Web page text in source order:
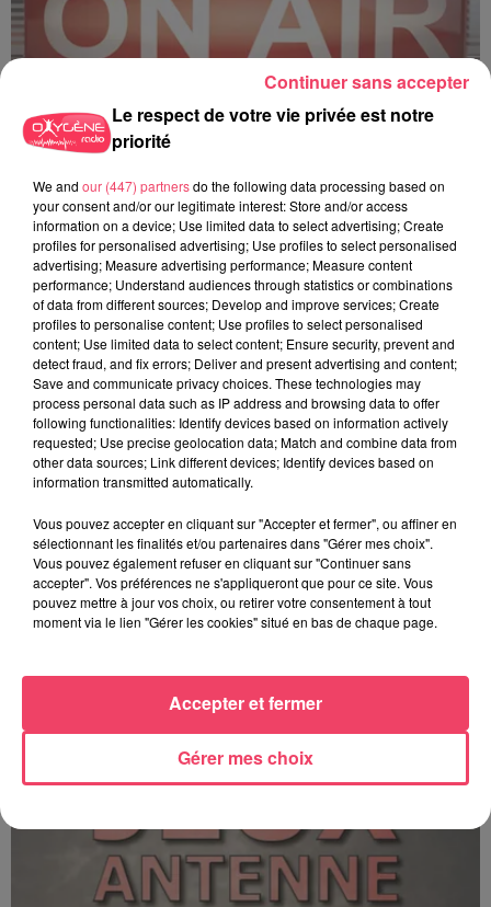
C'est plus ou c'est moins ? - 17 06 2026
Le respect de votre vie privée est notre
priorité
We and our (447) partnersdo the following data processing based on
your consent and/or our legitimate interest: Store and/or access
information on a device; Use limited data to select advertising; Create
profiles for personalised advertising; Use profiles to select personalised
advertising; Measure advertising performance; Measure content
performance; Understand audiences through statistics or combinations
of data from different sources; Develop and improve services; Create
profiles to personalise content; Use profiles to select personalised
content; Use limited data to select content; Ensure security, prevent and
detect fraud, and fix errors; Deliver and present advertising and content;
Save and communicate privacy choices. These technologies may
process personal data such as IP address and browsing data to offer
following functionalities: Identify devices based on information actively
requested; Use precise geolocation data; Match and combine data from
other data sources; Link different devices; Identify devices based on
information transmitted automatically.
Vous pouvez accepter en cliquant sur "Accepter et fermer", ou affiner en
sélectionnant les finalités et/ou partenaires dans "Gérer mes choix".
Vous pouvez également refuser en cliquant sur "Continuer sans
accepter". Vos préférences ne s'appliqueront que pour ce site. Vous
pouvez mettre à jour vos choix, ou retirer votre consentement à tout
moment via le lien "Gérer les cookies" situé en bas de chaque page.
Gérer mes choix
Accepter et fermer
Continuer sans accepter